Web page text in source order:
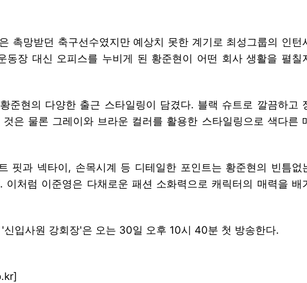
핏과 넥타이, 손목시계 등 디테일한 포인트는 황준현의 빈틈없는
입사원 강회장'은 오는 30일 오후 10시 40분 첫 방송한다.
' 검색
talk.tf.co.kr/bbs/report/write